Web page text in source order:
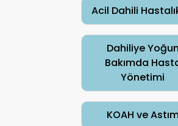
Acil Dahili
Dahiliye Yoğun
Bakımda
Yönetimi
KOAH ve